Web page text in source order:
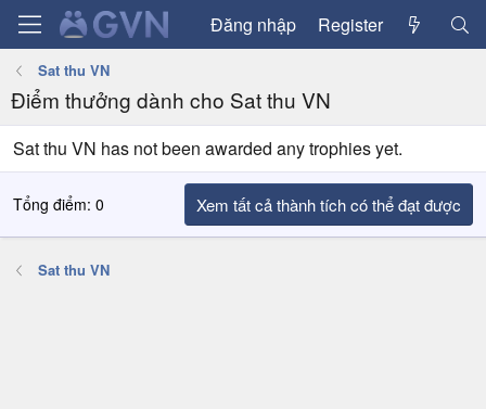
Đăng nhập Register
Sat thu VN
Điểm thưởng dành cho Sat thu VN
Sat thu VN has not been awarded any trophies yet.
Tổng điểm: 0 Xem tất cả thành tích có thể đạt được
Sat thu VN